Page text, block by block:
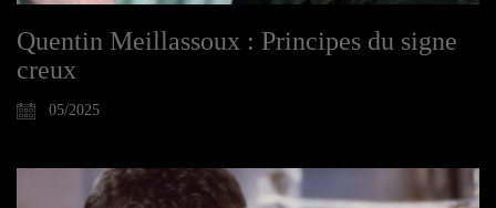
Quentin Meillassoux : Principes du signe
creux
05/2025